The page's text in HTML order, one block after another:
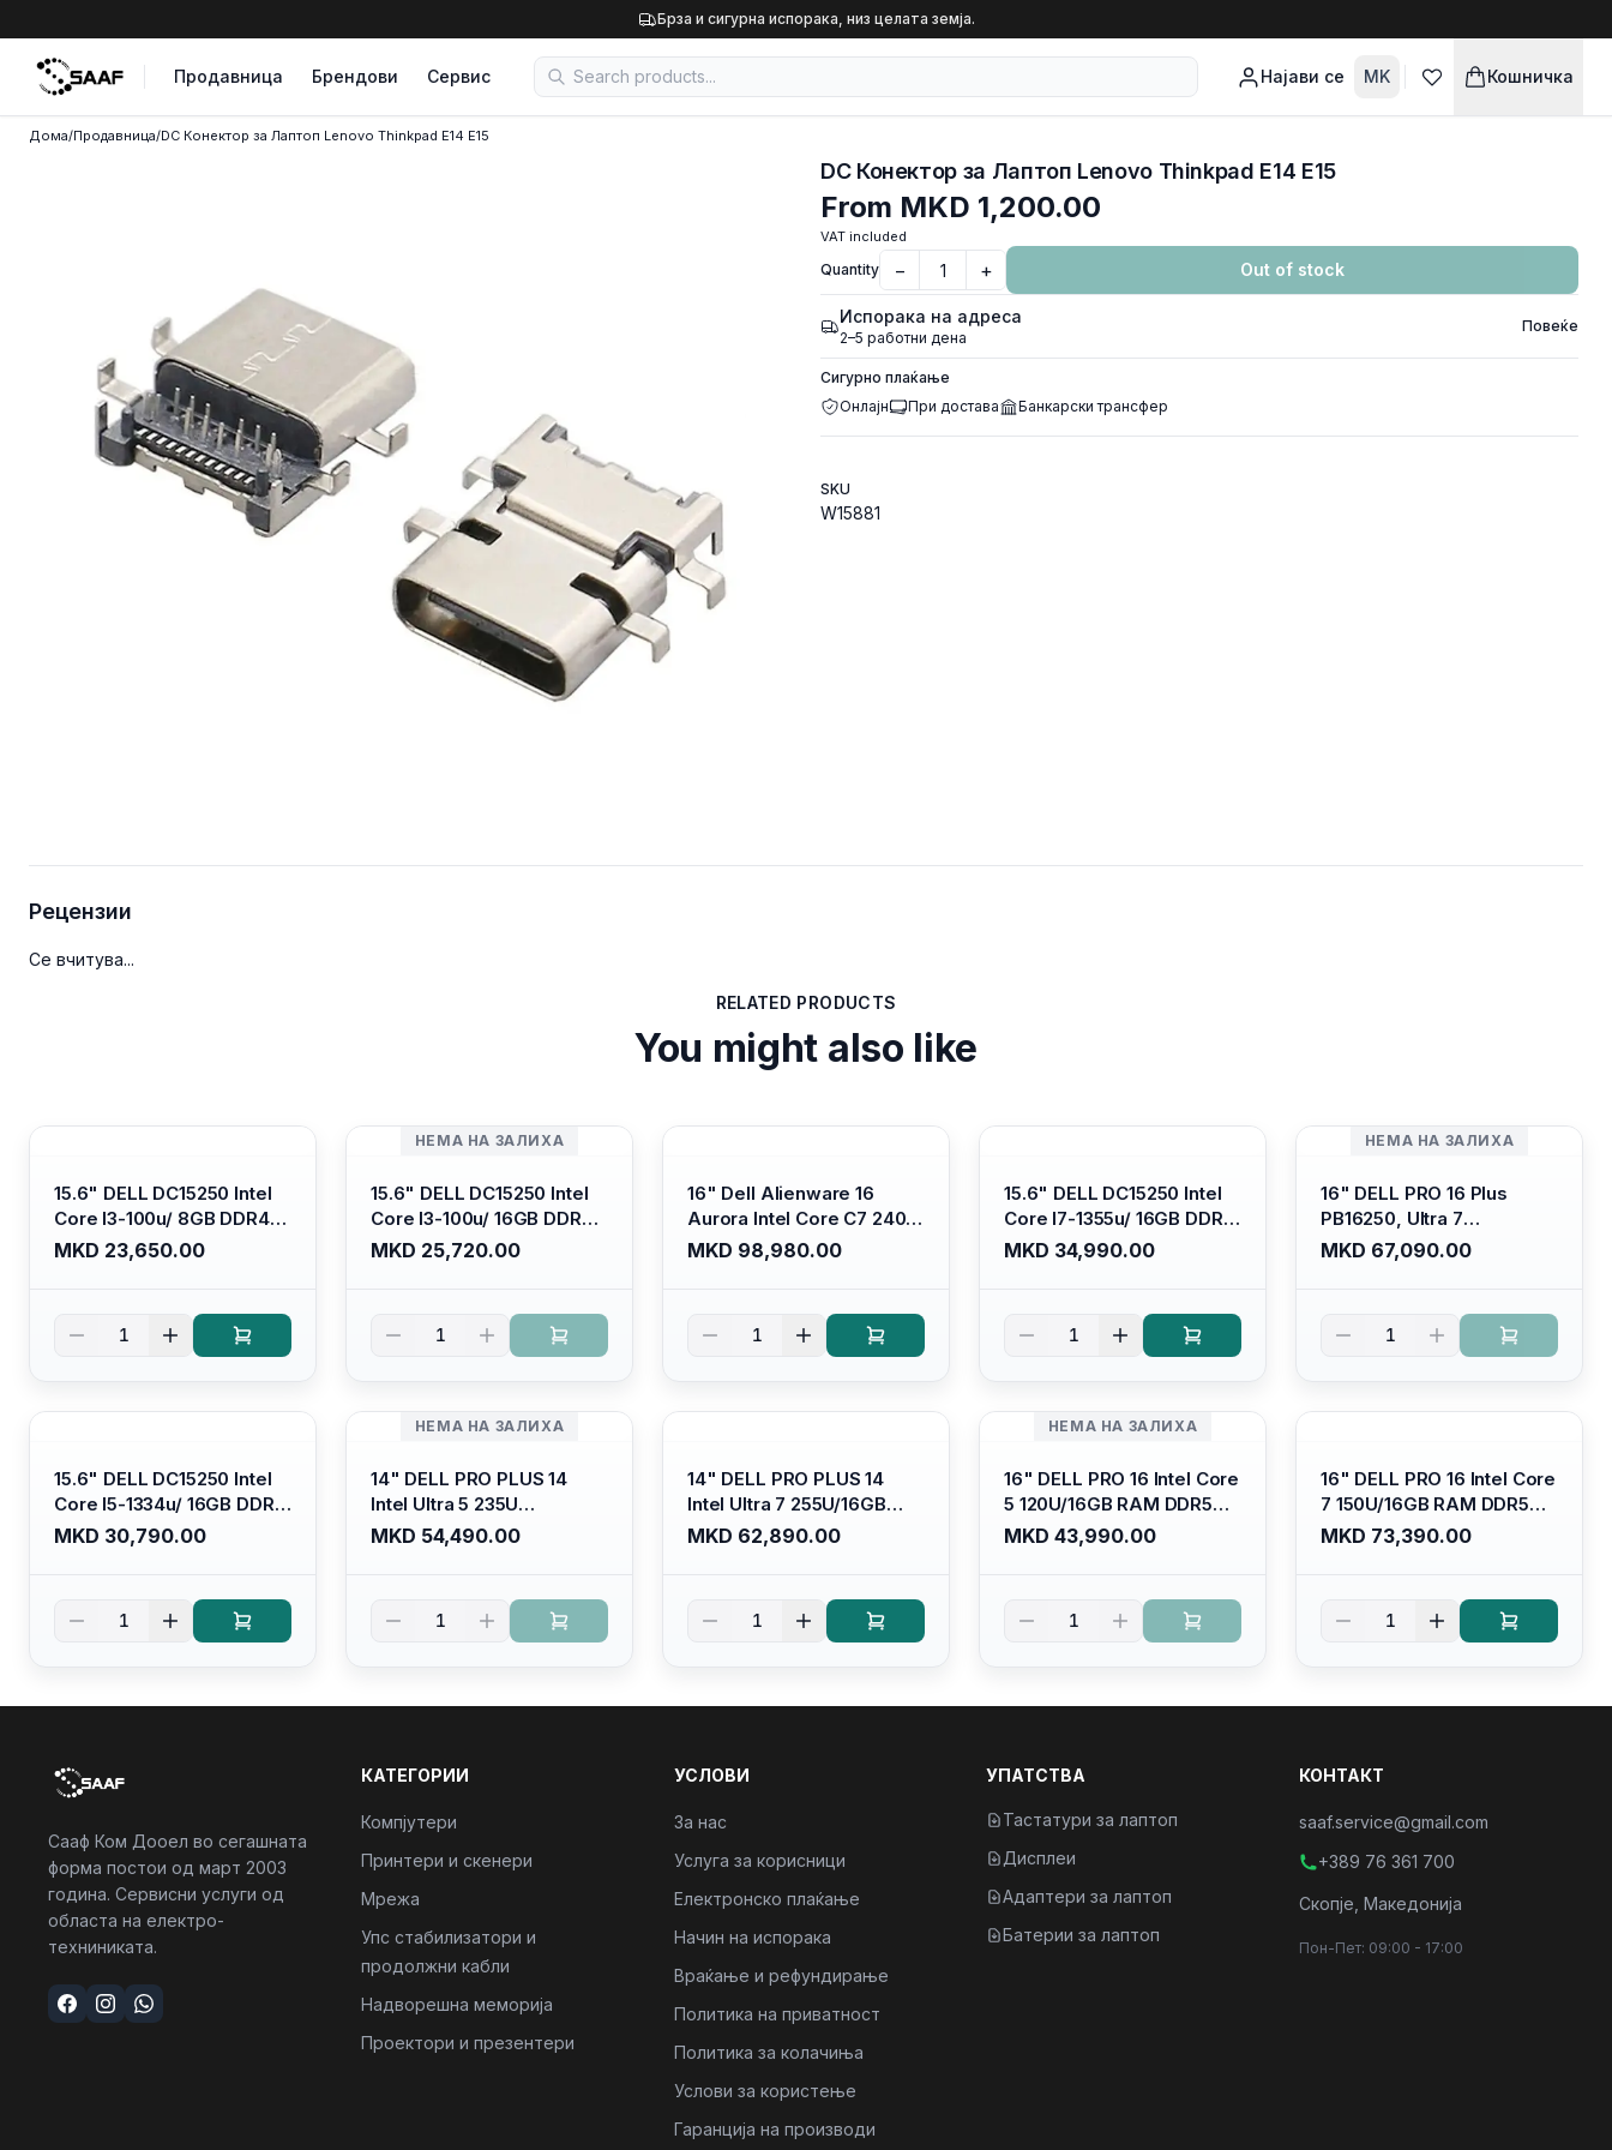
Брза и сигурна испорака, низ целата земја.
Продавница Брендови Сервис Најави се MK Кошничка
Дома/Продавница/DC Конектор за Лаптоп Lenovo Thinkpad E14 E15
DC Конектор за Лаптоп Lenovo Thinkpad E14 E15
From MKD 1,200.00
VAT included
Quantity − + Out of stock
Испорака на адреса
2–5 работни дена
Повеќе
Сигурно плаќање
Онлајн
При достава Банкарски трансфер
SKU
W15881
Рецензии
Се вчитува...
RELATED PRODUCTS
You might also like
15.6" DELL DC15250 Intel
Core I3-100u/ 8GB DDR4/
512GB SSD M.2/ Iris Xe
Graphics/ 120Hz Anti-
Kb/ Platinum Silver/
Ubuntu
MKD 23,650.00
1
НЕМА НА ЗАЛИХА
15.6" DELL DC15250 Intel
Core I3-100u/ 16GB DDR4/
512GB SSD M.2/ Iris Xe
Graphics/ 120Hz Anti-
Kb/ Carbon Black/ Ubuntu
MKD 25,720.00
1
16" Dell Alienware 16
Aurora Intel Core C7 240H
/16GB RAM DDR5
5600mhz/ 1TB SSD M.2
Wqxga(2560x1600) 120Hz
300 nits / Wi-fi7+bt5.4, AW
MKD 98,980.00
1
15.6" DELL DC15250 Intel
Core I7-1355u/ 16GB DDR4
/ 512GB SSD M.2 2230/
Intel UHD Graphics/ 120Hz
Display/ Backlit Kb/
Platinum Silver/ Ubuntu
MKD 34,990.00
1
НЕМА НА ЗАЛИХА
16" DELL PRO 16 Plus
PB16250, Ultra 7
265U/16GB RAM (1x 16GB)
5600 Mhz DDR5/ 512GB
/cam+mic,bt/backlit KB
/fingerprint Reader
MKD 67,090.00
1
15.6" DELL DC15250 Intel
Core I5-1334u/ 16GB DDR4
(1x16gb 2666mhz)/ 512GB
SSD M.2 Nvme/ Intel UHD
glare FULLHD LED Display/
Backlit Kb
MKD 30,790.00
1
НЕМА НА ЗАЛИХА
14" DELL PRO PLUS 14
Intel Ultra 5 235U
Vpro/16gb RAM DDR5
5600mhz/ 512 GB SSD M.2
(16:10) Ips/bt/backlit
Kb/thunderbolt
MKD 54,490.00
1
14" DELL PRO PLUS 14
Intel Ultra 7 255U/16GB
RAM DDR5 5600mhz/ 512
GB SSD M.2 Nvme
Kb/thunderbolt
MKD 62,890.00
1
НЕМА НА ЗАЛИХА
16" DELL PRO 16 Intel Core
5 120U/16GB RAM DDR5
5600mhz/ 512 GB SSD M.2
Nvme/fullhd+ (16:10)
4/RJ45/PC16250
MKD 43,990.00
1
16" DELL PRO 16 Intel Core
7 150U/16GB RAM DDR5
5600mhz/ 512 GB SSD M.2
Nvme (2230)/FULLHD+
4/RJ45/PC16250
MKD 73,390.00
1
Сааф Ком Дооел во сегашната
форма постои од март 2003
година. Сервисни услуги од
областа на електро-
техниниката.
КАТЕГОРИИ
Компјутери
Принтери и скенери
Мрежа
Упс стабилизатори и
продолжни кабли
Надворешна меморија
Проектори и презентери
УСЛОВИ
За нас
Услуга за корисници
Електронско плаќање
Начин на испорака
Враќање и рефундирање
Политика на приватност
Политика за колачиња
Услови за користење
Гаранција на производи
УПАТСТВА
Тастатури за лаптоп
Дисплеи
Адаптери за лаптоп
Батерии за лаптоп
КОНТАКТ
saaf.service@gmail.com
+389 76 361 700
Скопје, Македонија
Пон-Пет: 09:00 - 17:00